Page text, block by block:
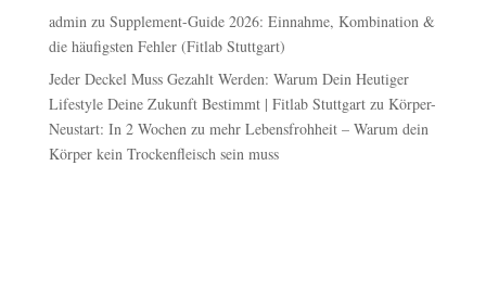
adminzu Supplement-Guide 2026: Einnahme, Kombination &
die häufigsten Fehler (Fitlab Stuttgart)
Jeder Deckel Muss Gezahlt Werden: Warum Dein Heutiger
Lifestyle Deine Zukunft Bestimmt | Fitlab Stuttgartzu Körper-
Neustart: In 2 Wochen zu mehr Lebensfrohheit – Warum dein
Körper kein Trockenfleisch sein muss